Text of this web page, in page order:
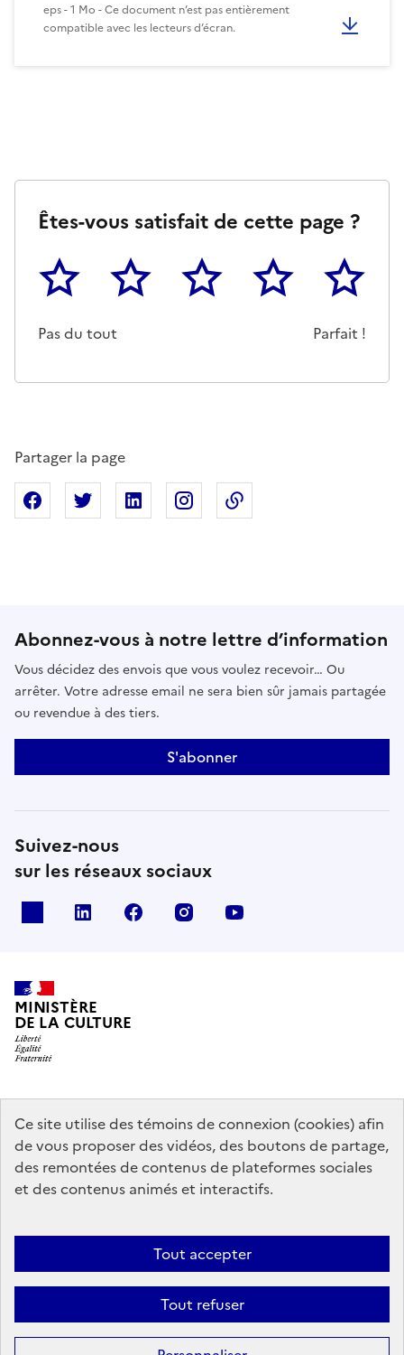
Ce site utilise des témoins de connexion (cookies) afin
de vous proposer des vidéos, des boutons de partage,
des remontées de contenus de plateformes sociales
et des contenus animés et interactifs.
Tout accepter
Tout refuser
eps - 1 Mo - Ce document n’est pas entièrement
compatible avec les lecteurs d’écran.
Êtes-vous satisfait de cette page ?
1
Pas du tout
2 3 4 5
Parfait !
Partager la page
Partager sur Facebook
Partager sur XPartager sur Linkedin
Partager sur Instagram
Abonnez-vous à notre lettre d’information
Vous décidez des envois que vous voulez recevoir… Ou
arrêter. Votre adresse email ne sera bien sûr jamais partagée
ou revendue à des tiers.
S'abonner
Suivez-nous
sur les réseaux sociaux
linkedin facebook instagram
MINISTÈRE
DE LA CULTURE
data.gouv.fr legifrance.gouv.fr
info.gouv.fr
service-public.gouv.fr
Mentions légales Accessibilité : partiellement conforme
Politique
d’utilisation des témoins de connexion (cookies)
Plan du site
Sauf mention contraire, tous les contenus de ce site sont sous